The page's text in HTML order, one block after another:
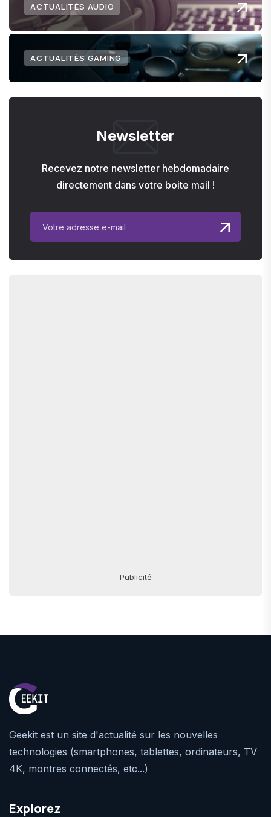
ACTUALITÉS AUDIO
ACTUALITÉS GAMING
Newsletter
Recevez notre newsletter hebdomadaire
directement dans votre boite mail !
Publicité
Geekit est un site d'actualité sur les nouvelles
technologies (smartphones, tablettes, ordinateurs, TV
4K, montres connectés, etc...)
Explorez